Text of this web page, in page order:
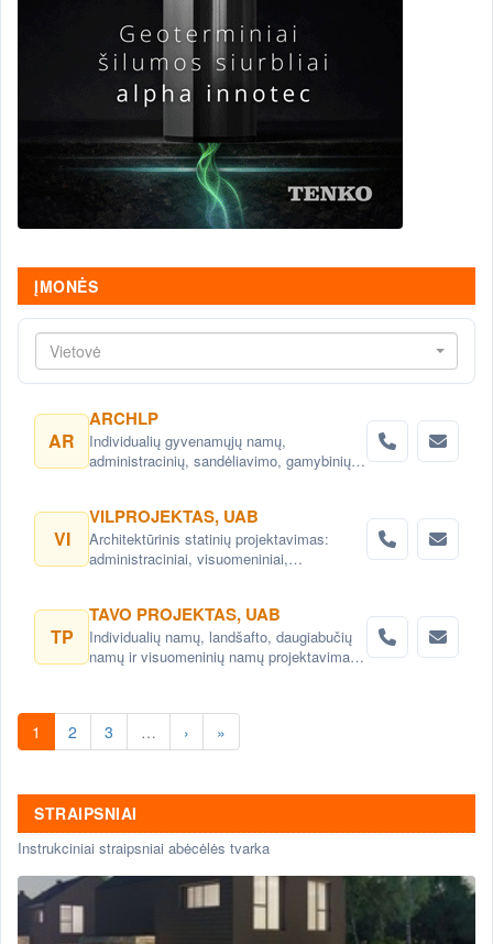
ĮMONĖS
Vietovė
AR
ARCHLP
Individualių gyvenamųjų namų,
administracinių, sandėliavimo, gamybinių
projektavimas Vilnius. Namų projektavimo
paslaugos Vilnius.
VI
VILPROJEKTAS, UAB
Architektūrinis statinių projektavimas:
administraciniai, visuomeniniai,
konsultacijos. Teritorijų planavimas,
detalieji planai. Urbanistiniai,
architektūriniai ir kraštovaizdžio projektai
TP
TAVO PROJEKTAS, UAB
Individualių namų, landšafto, daugiabučių
namų ir visuomeninių namų projektavimas.
1 2 3 … › »
STRAIPSNIAI
Instrukciniai straipsniai abėcėlės tvarka